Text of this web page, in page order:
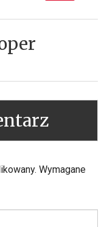
Wymagane